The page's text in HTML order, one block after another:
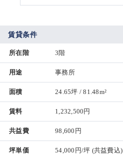
賃貸条件
所在階 3階
用途 事務所
面積 24.65坪 / 81.48m²
賃料 1,232,500円
共益費 98,600円
坪単価 54,000円/坪 (共益費込)